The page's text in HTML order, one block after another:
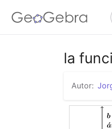
la
Autor: